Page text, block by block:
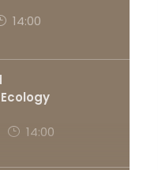
14:00
14:00